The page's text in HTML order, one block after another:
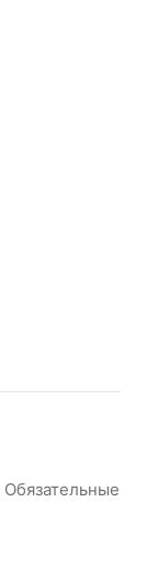
Обязательные